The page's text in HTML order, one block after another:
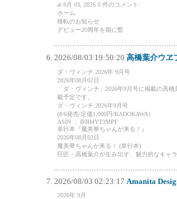
at 8月 03, 2026 0 件のコメント:
ホーム
移転のお知らせ
デビュー20周年を期に暫
2026/08/03 19:50:20 高橋葉介ウヱ
ダ・ヴィンチ 2026年 9月号
2026年08月02日
「ダ・ヴィンチ」2026年9月号に掲載の高
載予定です。
ダ・ヴィンチ 2026年9月号
(8/6発売/定価1,000円/KADOKAWA）
ASIN ‏ : ‎ B0H4YT3MPF
単行本『魔美華ちゃんが来る！』
2026年08月02日
魔美華ちゃんが来る！ (単行本)
巨匠・高橋葉介が生み出す、魅力的なキャラ
2026/08/03 02:23:17 Amanita
2026年 9月